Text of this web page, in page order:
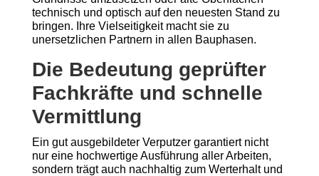
technisch und optisch auf den neuesten Stand zu
bringen. Ihre Vielseitigkeit macht sie zu
unersetzlichen Partnern in allen Bauphasen.
Die Bedeutung geprüfter
Fachkräfte und schnelle
Vermittlung
Ein gut ausgebildeter Verputzer garantiert nicht
nur eine hochwertige Ausführung aller Arbeiten,
sondern trägt auch nachhaltig zum Werterhalt und